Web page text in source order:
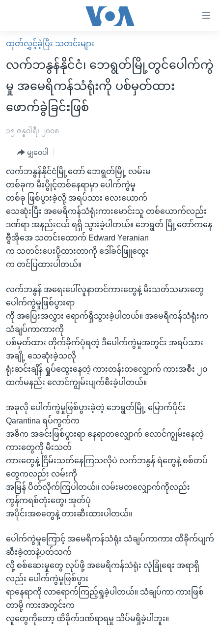
လွယ်ကူ
စေ
Link
များ
ပင်မ
ကျော်
ကြည့်
ရန်
ပင်မ
အ
ညွန်း
စာမျက်နှာ
သို့
ကြည့်
ရန်
ရှာဖွေ
ရန်
နေရာ
သို့
ကျော်
ရန်
မူလစာမျက်နှာ
မြန်မာ
ကမ္ဘာ့သတင်းများ
နိုင်ငံတကာ
အစ္စရေး-ပါလက်စတိုင်း
ဗွီဒီယို
ရပ်ဝန်းတခု လမ်းတခု အလွန်
အင်္ဂလိပ်စာလေ့လာမယ်
အမေရိကန်သုံးအီဒီယံ
မကြေးမုံရဲ့ အင်္ဂလိပ်စာ
ရုပ်ရှင်ထဲက အင်္ဂလိပ်စာ
သုတပဒေသာ အင်္ဂလိပ်စာ
အပတ်စဉ်ကဏ္ဍများ
ရေဒီယို
တီဗွီ
ရေဒီယိုနှင့်ရုပ်သံ အချက်အလက်များ
ရေဒီယို/တီဗွီအစီအစဉ်
Learning English
ဗွီအိုအေ လူမှုကွန်ယက်များ
ဘာသာစကားများ
ထုတ်လွှင့်ခဲ့ပြီး သတင်းများ
လက်ဘနွန်နိုင်ငံ၊ ဘေရွတ်မြို့တွင်ပေါက်ကွဲ
မှု အမေရိကန်သံရုံးကို ပစ်မှတ်ထား
ဖောက်ခွဲခြင်းဖြစ်
၁၅ ဇန္နဝါရီ၊ ၂၀၀၈
မျှဝေပါ
လက်ဘနွန်နိုင်ငံမြို့တော် ဘေရွတ်မြို့ လမ်းမ
တစ်ခုက မီးပွိုင့်တစ်နေရာမှာ ပေါက်ကွဲမှု
တစ်ခု ဖြစ်ပွားခဲ့လို့ အရပ်သား လေးယောက်
သေဆုံးပြီး အမေရိကန်သံရုံးကားမောင်းသူ တစ်ယောက်လည်း
ဒဏ်ရာ အနည်းငယ် ရရှိ သွားခဲ့ပါတယ်။ ဘေရွတ် မြို့တော်ကနေ
ဗွီအိုအေ သတင်းထောက် Edward Yeranian
က သတင်းပေးပို့ထားတာကို ဒေါ်ခင်ဖြူထွေး
က တင်ပြထားပါတယ်။
လက်ဘနွန် အရေးပေါ်လူနာတင်ကားတွေနဲ့ မီးသတ်သမားတွေ
ပေါက်ကွဲမှုဖြစ်ပွားရာ
ကို အပြေးအလွှား ရောက်ရှိသွားခဲ့ပါတယ်။ အမေရိကန်သံရုံးက
သံချပ်ကာကားကို
ပစ်မှတ်ထား တိုက်ခိုက်ပုံရတဲ့ ဒီပေါက်ကွဲမှုအတွင်း အရပ်သား
အချို့ သေဆုံးခဲ့သလို
ရုံးဆင်းချိန် ရှုပ်ထွေးနေတဲ့ ကားတန်းတလျှောက် ကားအစီး ၂၀
ထက်မနည်း လောင်ကျွမ်းပျက်စီးခဲ့ပါတယ်။
အခုလို ပေါက်ကွဲမှုဖြစ်ပွားခဲ့တဲ့ ဘေရွတ်မြို့ မြောက်ပိုင်း
Qarantina ရပ်ကွက်က
အဓိက အခင်းဖြစ်ပွားရာ နေရာတလျှောက် လောင်ကျွမ်းနေတဲ့
ကားတွေကို မီးသတ်
ကားတွေနဲ့ ငြိမ်းသတ်နေကြသလိုပဲ လက်ဘနွန် ရဲတွေနဲ့ စစ်တပ်
တွေကလည်း လမ်းကို
အမြန် ပိတ်လိုက်ကြပါတယ်။ လမ်းမတလျှောက်ကိုလည်း
ကွန်ကရစ်တုံးတွေ၊ အုတ်ပုံ
အပိုင်းအစတွေနဲ့ တားဆီးထားပါတယ်။
ပေါက်ကွဲမှုကြောင့် အမေရိကန်သံရုံး သံချပ်ကာကား ထိခိုက်ပျက်
ဆီးခဲ့တာနဲ့ပတ်သက်
လို့ စစ်ဆေးမှုတွေ လုပ်ဖို့ အမေရိကန်သံရုံး လုံခြုံရေး အရာရှိ
လည်း ပေါက်ကွဲမှုဖြစ်ပွား
ရာနေရာကို လာရောက်ကြည့်ရှုခဲ့ပါတယ်။ သံချပ်ကာ ကားဖြစ်
တာမို့ ကားအတွင်းက
လူတွေကိုတော့ ထိခိုက်ဒဏ်ရာရမှု သိပ်မရှိခဲ့ပါဘူး။